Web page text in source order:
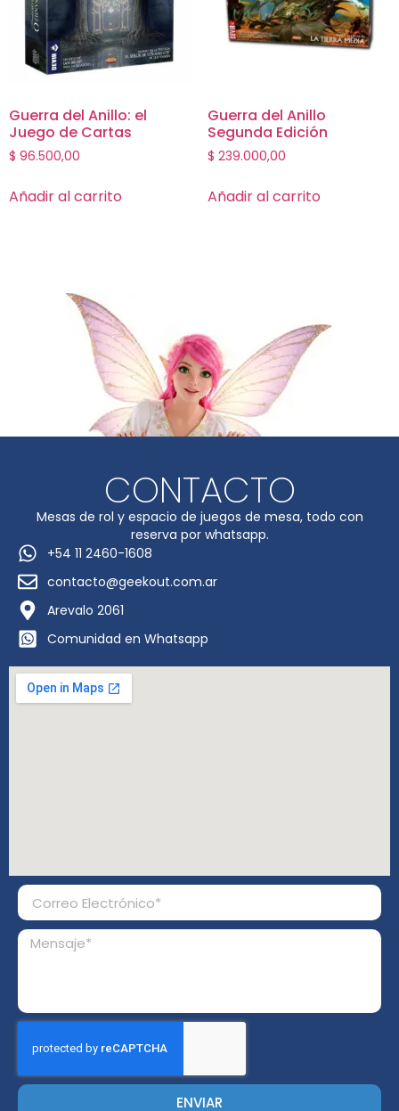
Guerra del Anillo: el
Juego de Cartas
$ 96.500,00
Añadir al carrito
Guerra del Anillo
Segunda Edición
$ 239.000,00
Añadir al carrito
CONTACTO
Mesas de rol y espacio de juegos de mesa, todo con
reserva por whatsapp.
+54 11 2460-1608
contacto@geekout.com.ar
Arevalo 2061
Comunidad en Whatsapp
ENVIAR